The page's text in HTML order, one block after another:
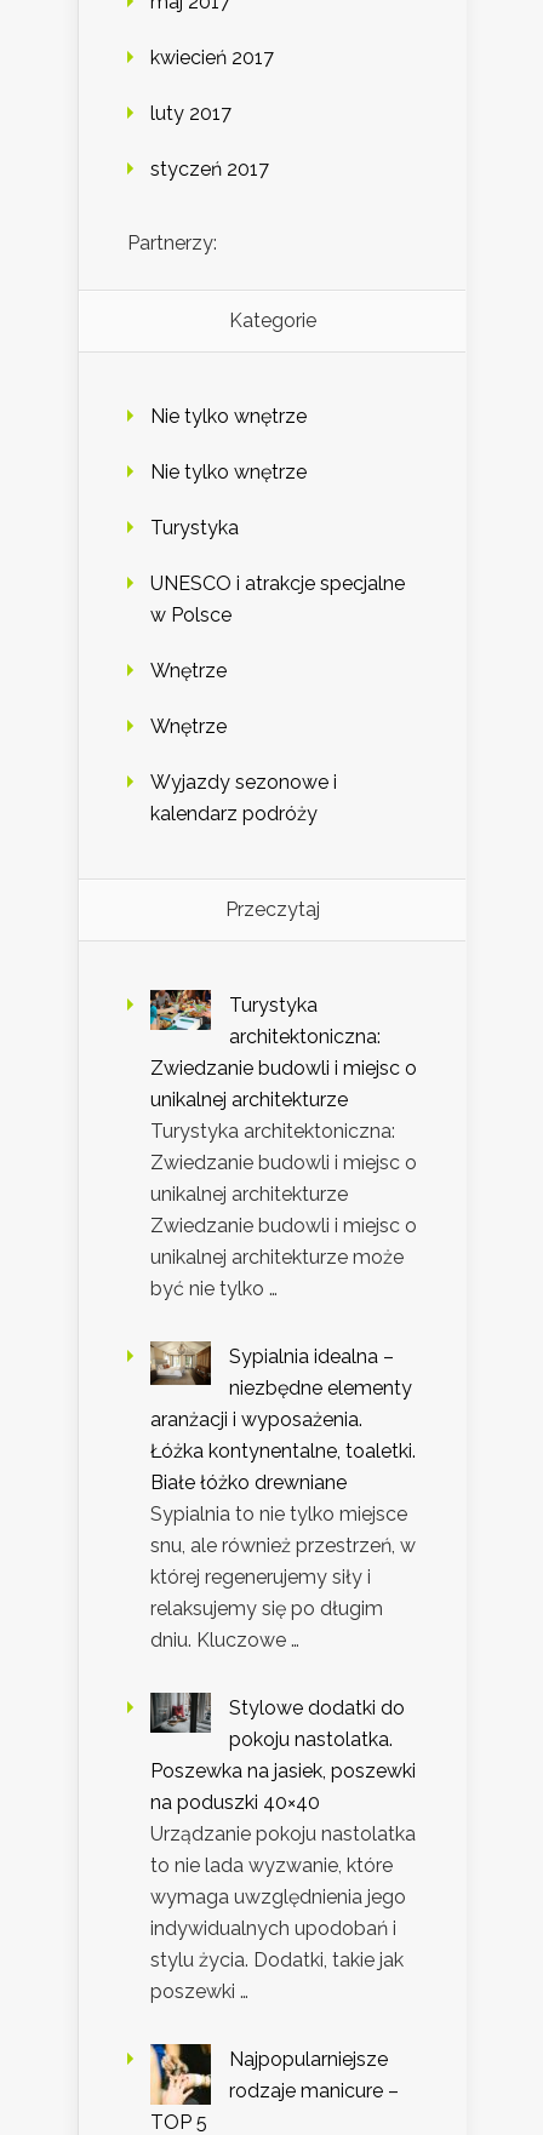
kwiecień 2017
luty 2017
styczeń 2017
Partnerzy:
Kategorie
Nie tylko wnętrze
Nie tylko wnętrze
Turystyka
UNESCO i atrakcje specjalne
w Polsce
Wnętrze
Wnętrze
Wyjazdy sezonowe i
kalendarz podróży
Przeczytaj
Turystyka
architektoniczna:
Zwiedzanie budowli i miejsc o
unikalnej architekturze
Turystyka architektoniczna:
Zwiedzanie budowli i miejsc o
unikalnej architekturze
Zwiedzanie budowli i miejsc o
unikalnej architekturze może
być nie tylko …
Sypialnia idealna –
niezbędne elementy
aranżacji i wyposażenia.
Łóżka kontynentalne, toaletki.
Białe łóżko drewniane
Sypialnia to nie tylko miejsce
snu, ale również przestrzeń, w
której regenerujemy siły i
relaksujemy się po długim
dniu. Kluczowe …
Stylowe dodatki do
pokoju nastolatka.
Poszewka na jasiek, poszewki
na poduszki 40×40
Urządzanie pokoju nastolatka
to nie lada wyzwanie, które
wymaga uwzględnienia jego
indywidualnych upodobań i
stylu życia. Dodatki, takie jak
poszewki …
Najpopularniejsze
rodzaje manicure –
TOP 5